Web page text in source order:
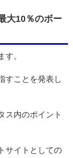
大10％のボー
す。
すことを発表し
ス内のポイント
サイトとしての